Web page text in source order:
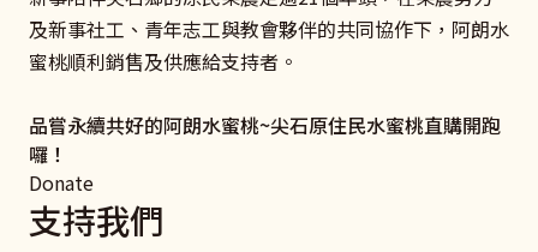
及新事社工、青年志工與教會夥伴的共同協作下，阿朗水
蜜桃順利銷售及供應給支持者。
品嘗永續共好的阿朗水蜜桃~尖石原住民水蜜桃直購開跑
囉！
我要捐款
務中心，了解更多關於良好雇主和移工溝通、勞雇關係促
進、相關法律及資源的資訊吧！
了解更多
翻轉命運。
Donate
支持我們